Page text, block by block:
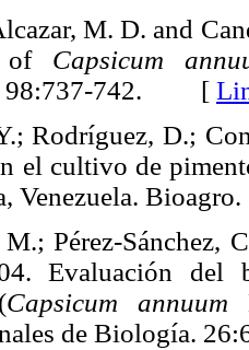
M. D. and
of Capsicum
98:737-742. [
Rodríguez, D.;
el cultivo de
Venezuela.
Pérez-Sánchez,
Evaluación del
Capsicum annuum
de Biología.